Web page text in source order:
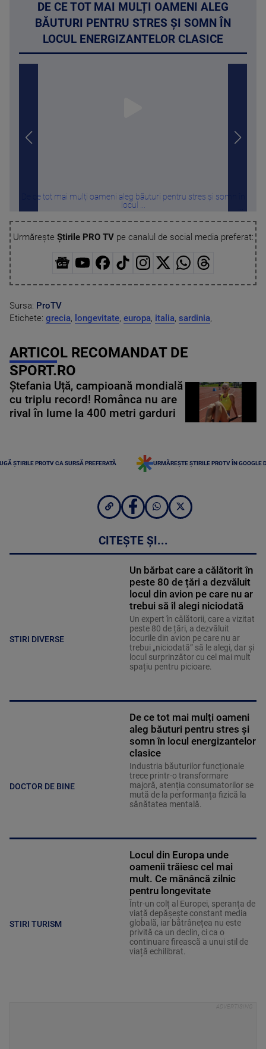
DE CE TOT MAI MULȚI OAMENI ALEG
BĂUTURI PENTRU STRES ȘI SOMN ÎN
LOCUL ENERGIZANTELOR CLASICE
De ce tot mai mulți oameni aleg băuturi pentru stres și somn în
locul ...
Urmărește Știrile PRO TVpe canalul de social media preferat:
Sursa: ProTV
Etichete: grecia, longevitate, europa, italia, sardinia,
ARTICOL RECOMANDAT DE
SPORT.RO
Ștefania Uță, campioană mondială
cu triplu record! Românca nu are
rival în lume la 400 metri garduri
ȘTIRILE PROTV CA SURSĂ PREFERATĂ URMĂREȘTE ȘTIRILE PROTV ÎN GOOGLE
CITEȘTE ȘI...
STIRI DIVERSE
Un bărbat care a călătorit în
peste 80 de țări a dezvăluit
locul din avion pe care nu ar
trebui să îl alegi niciodată
Un expert în călătorii, care a vizitat
peste 80 de țări, a dezvăluit
locurile din avion pe care nu ar
trebui „niciodată” să le alegi, dar și
locul surprinzător cu cel mai mult
spațiu pentru picioare.
DOCTOR DE BINE
De ce tot mai mulți oameni
aleg băuturi pentru stres și
somn în locul energizantelor
clasice
Industria băuturilor funcționale
trece printr-o transformare
majoră, atenția consumatorilor se
mută de la performanța fizică la
sănătatea mentală.
STIRI TURISM
Locul din Europa unde
oamenii trăiesc cel mai
mult. Ce mănâncă zilnic
pentru longevitate
Într-un colț al Europei, speranța de
viață depășește constant media
globală, iar bătrânețea nu este
privită ca un declin, ci ca o
continuare firească a unui stil de
viață echilibrat.